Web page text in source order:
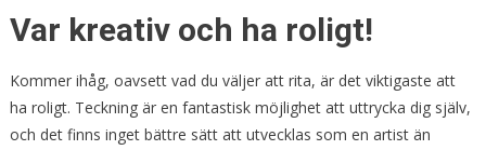
Var kreativ och ha roligt!
Kommer ihåg, oavsett vad du väljer att rita, är det viktigaste att
ha roligt. Teckning är en fantastisk möjlighet att uttrycka dig själv,
och det finns inget bättre sätt att utvecklas som en artist än